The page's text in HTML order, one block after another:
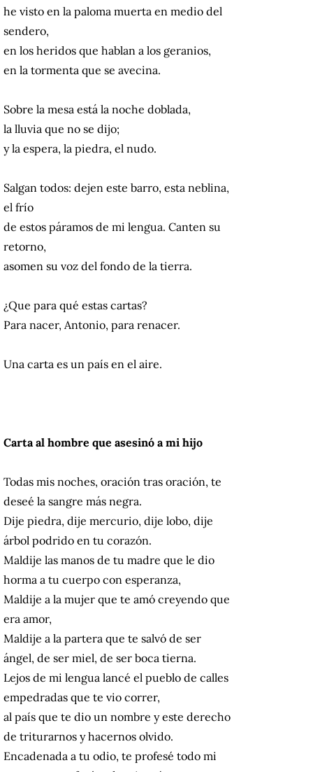
he visto en la paloma muerta en medio del
sendero,
en los heridos que hablan a los geranios,
en la tormenta que se avecina.
Sobre la mesa está la noche doblada,
la lluvia que no se dijo;
y la espera, la piedra, el nudo.
Salgan todos: dejen este barro, esta neblina,
el frío
de estos páramos de mi lengua. Canten su
retorno,
asomen su voz del fondo de la tierra.
¿Que para qué estas cartas?
Para nacer, Antonio, para renacer.
Una carta es un país en el aire.
Carta al hombre que asesinó a mi hijo
Todas mis noches, oración tras oración, te
deseé la sangre más negra.
Dije piedra, dije mercurio, dije lobo, dije
árbol podrido en tu corazón.
Maldije las manos de tu madre que le dio
horma a tu cuerpo con esperanza,
Maldije a la mujer que te amó creyendo que
era amor,
Maldije a la partera que te salvó de ser
ángel, de ser miel, de ser boca tierna.
Lejos de mi lengua lancé el pueblo de calles
empedradas que te vio correr,
al país que te dio un nombre y este derecho
de triturarnos y hacernos olvido.
Encadenada a tu odio, te profesé todo mi